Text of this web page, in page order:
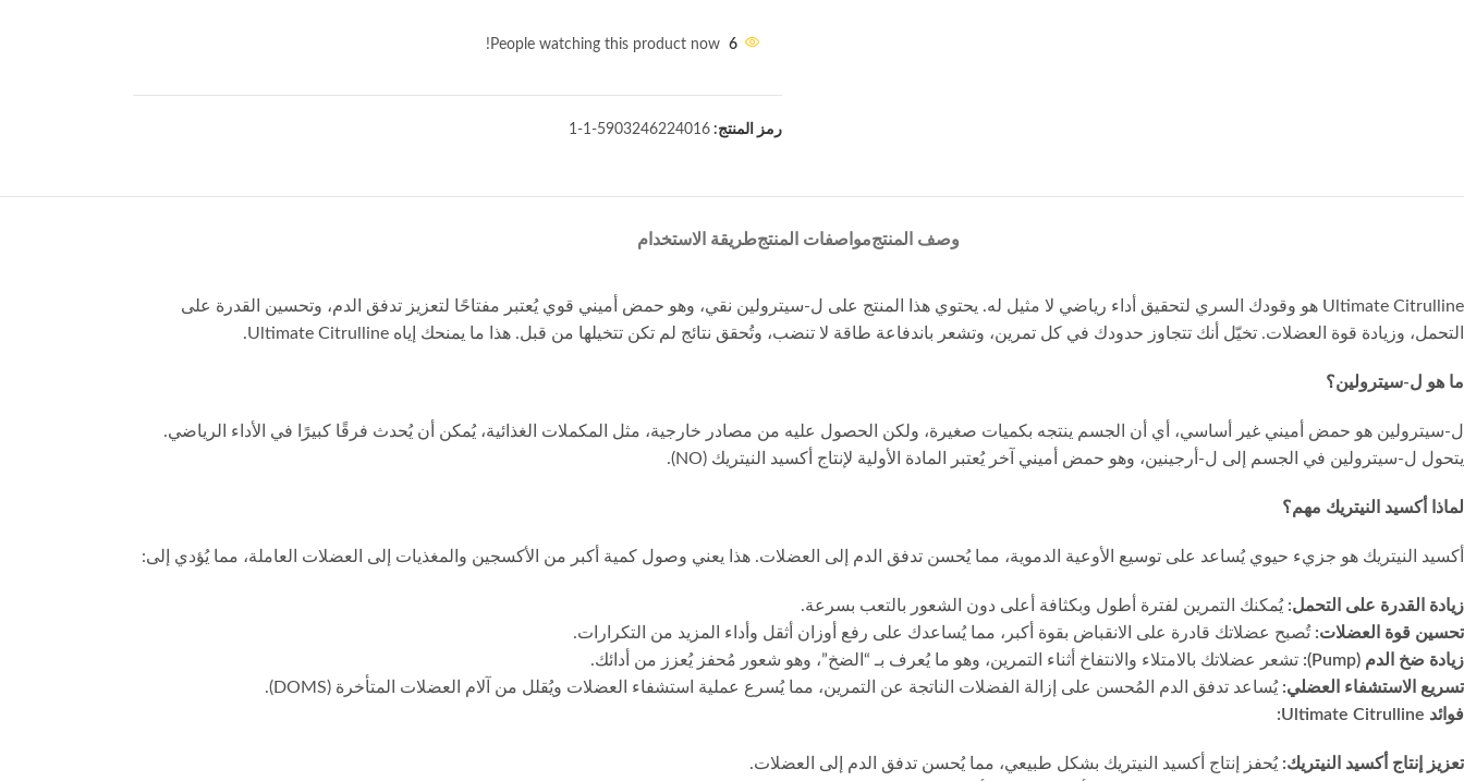
6
People watching this product now!
رمز المنتج: 5903246224016-1-1
وصف المنتجمواصفات المنتجطريقة الاستخدام
Ultimate Citrulline هو وقودك السري لتحقيق أداء رياضي لا مثيل له. يحتوي هذا المنتج على ل-سيترولين نقي، وهو حمض أميني قوي يُعتبر مفتاحًا لتعزيز تدفق الدم، وتحسين القدرة على
التحمل، وزيادة قوة العضلات. تخيّل أنك تتجاوز حدودك في كل تمرين، وتشعر باندفاعة طاقة لا تنضب، وتُحقق نتائج لم تكن تتخيلها من قبل. هذا ما يمنحك إياه Ultimate Citrulline.
ما هو ل-سيترولين؟
ل-سيترولين هو حمض أميني غير أساسي، أي أن الجسم ينتجه بكميات صغيرة، ولكن الحصول عليه من مصادر خارجية، مثل المكملات الغذائية، يُمكن أن يُحدث فرقًا كبيرًا في الأداء الرياضي.
يتحول ل-سيترولين في الجسم إلى ل-أرجينين، وهو حمض أميني آخر يُعتبر المادة الأولية لإنتاج أكسيد النيتريك (NO).
لماذا أكسيد النيتريك مهم؟
أكسيد النيتريك هو جزيء حيوي يُساعد على توسيع الأوعية الدموية، مما يُحسن تدفق الدم إلى العضلات. هذا يعني وصول كمية أكبر من الأكسجين والمغذيات إلى العضلات العاملة، مما يُؤدي إلى:
زيادة القدرة على التحمل: يُمكنك التمرين لفترة أطول وبكثافة أعلى دون الشعور بالتعب بسرعة.
تحسين قوة العضلات: تُصبح عضلاتك قادرة على الانقباض بقوة أكبر، مما يُساعدك على رفع أوزان أثقل وأداء المزيد من التكرارات.
زيادة ضخ الدم (Pump):
تشعر عضلاتك بالامتلاء والانتفاخ أثناء التمرين، وهو ما يُعرف بـ “الضخ”، وهو شعور مُحفز يُعزز من أدائك.
تسريع الاستشفاء العضلي: يُساعد تدفق الدم المُحسن على إزالة الفضلات الناتجة عن التمرين، مما يُسرع عملية استشفاء العضلات ويُقلل من آلام العضلات المتأخرة (DOMS).
فوائد Ultimate Citrulline:
تعزيز إنتاج أكسيد النيتريك: يُحفز إنتاج أكسيد النيتريك بشكل طبيعي، مما يُحسن تدفق الدم إلى العضلات.